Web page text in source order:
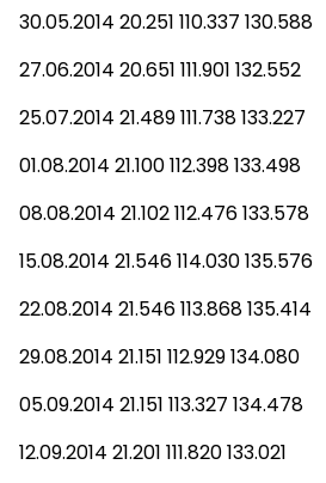
30.05.2014 20.251 110.337 130.588
27.06.2014 20.651 111.901 132.552
25.07.2014 21.489 111.738 133.227
01.08.2014 21.100 112.398 133.498
08.08.2014 21.102 112.476 133.578
15.08.2014 21.546 114.030 135.576
22.08.2014 21.546 113.868 135.414
29.08.2014 21.151 112.929 134.080
05.09.2014 21.151 113.327 134.478
12.09.2014 21.201 111.820 133.021